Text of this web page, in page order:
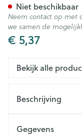
€ 5,37
Niet beschikbaar
Neem contact op met
we samen de
Bekijk alle
Beschrijving
Gegevens